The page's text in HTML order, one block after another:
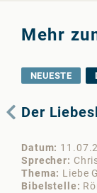
Mehr
NEUESTE
Der
Datum
Sprecher
Thema
Liebe
Bibelstelle